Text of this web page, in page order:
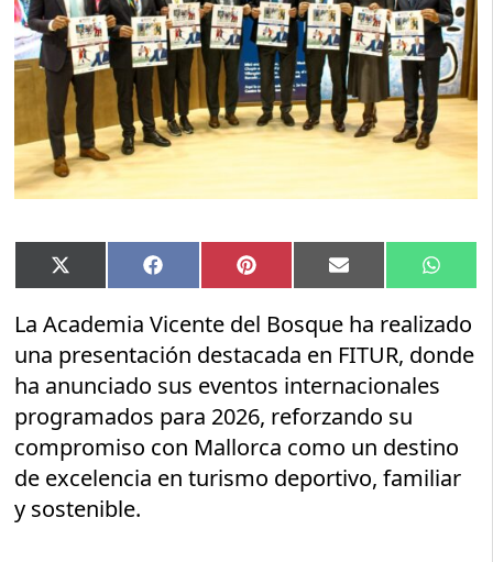
Compartir
en
X
(Twitter)
Compartir
en
Facebook Compartir
en
Pinterest Compartir
en
Email
en
La Academia Vicente del Bosque ha realizado
una presentación destacada en FITUR, donde
ha anunciado sus eventos internacionales
programados para 2026, reforzando su
compromiso con Mallorca como un destino
de excelencia en turismo deportivo, familiar
y sostenible.